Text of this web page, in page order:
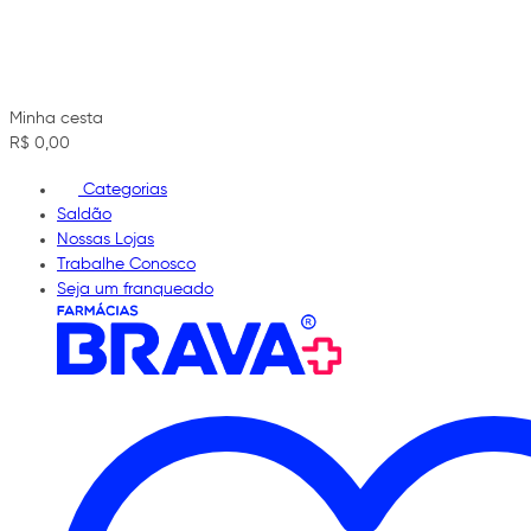
Minha cesta
R$ 0,00
Categorias
Saldão
Nossas Lojas
Trabalhe Conosco
Seja um franqueado